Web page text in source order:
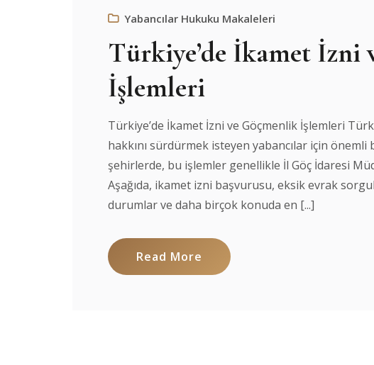
Yabancılar Hukuku Makaleleri
Türkiye’de İkamet İzni
İşlemleri
Türkiye’de İkamet İzni ve Göçmenlik İşlemleri
hakkını sürdürmek isteyen yabancılar için
şehirlerde, bu işlemler genellikle İl Göç İdaresi
Aşağıda, ikamet izni başvurusu, eksik evrak
durumlar ve daha birçok konuda en [...]
Read More